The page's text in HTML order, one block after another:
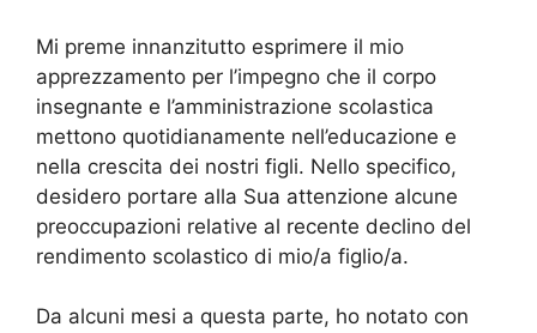
Mi preme innanzitutto esprimere il mio
apprezzamento per l’impegno che il corpo
insegnante e l’amministrazione scolastica
mettono quotidianamente nell’educazione e
nella crescita dei nostri figli. Nello specifico,
desidero portare alla Sua attenzione alcune
preoccupazioni relative al recente declino del
rendimento scolastico di mio/a figlio/a.
Da alcuni mesi a questa parte, ho notato con